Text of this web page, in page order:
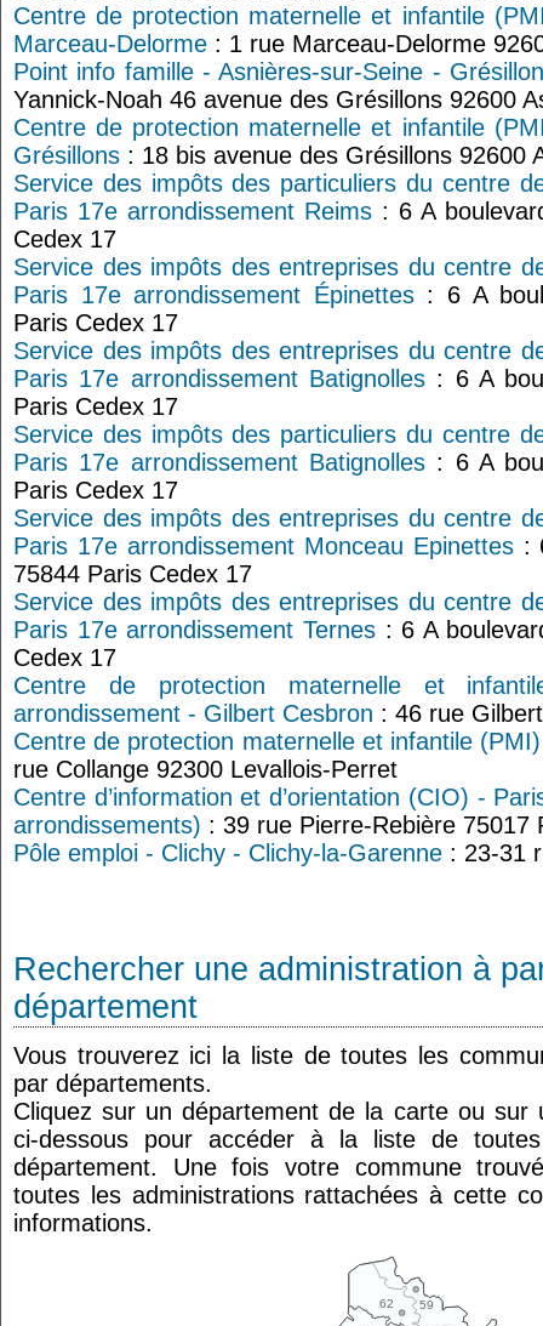
Centre de protection maternelle et infantile
Marceau-Delorme : 1 rue Marceau-Delorme
Point info famille - Asnières-sur-Seine -
Yannick-Noah 46 avenue des Grésillons 92600
Centre de protection maternelle et infantile
Grésillons : 18 bis avenue des Grésillons 92600
Service des impôts des particuliers du centre
Paris 17e arrondissement Reims : 6 A
Cedex 17
Service des impôts des entreprises du centre
Paris 17e arrondissement Épinettes: 6 A
Paris Cedex 17
Service des impôts des entreprises du centre
Paris 17e arrondissement Batignolles: 6 A
Paris Cedex 17
Service des impôts des particuliers du centre
Paris 17e arrondissement Batignolles: 6 A
Paris Cedex 17
Service des impôts des entreprises du centre
Paris 17e arrondissement Monceau Epinettes:
75844 Paris Cedex 17
Service des impôts des entreprises du centre
Paris 17e arrondissement Ternes: 6 A
Cedex 17
Centre de protection maternelle et
arrondissement - Gilbert Cesbron : 46 rue
Centre de protection maternelle et infantile
rue Collange 92300 Levallois-Perret
Centre d’information et d’orientation (CIO) -
arrondissements) : 39 rue Pierre-Rebière 75017
Pôle emploi - Clichy - Clichy-la-Garenne : 23-31
Rechercher une administration à
département
Vous trouverez ici la liste de toutes les
par départements.
Cliquez sur un département de la carte ou sur
ci-dessous pour accéder à la liste de
département. Une fois votre commune
toutes les administrations rattachées à cette
informations.
59
62